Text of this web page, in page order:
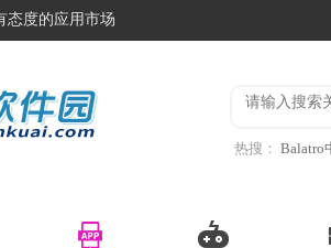
态度的应用市场
热搜： Balatro